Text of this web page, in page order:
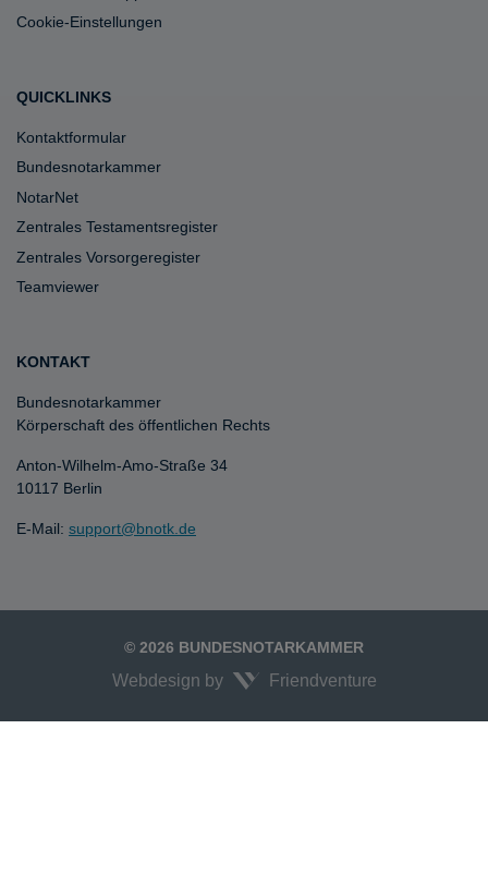
Cookie-Einstellungen
QUICKLINKS
Kontaktformular
Bundesnotarkammer
NotarNet
Zentrales Testamentsregister
Zentrales Vorsorgeregister
Teamviewer
KONTAKT
Bundesnotarkammer
Körperschaft des öffentlichen Rechts
Anton-Wilhelm-Amo-Straße 34
10117 Berlin
E-Mail: support@bnotk.de
© 2026 BUNDESNOTARKAMMER
Webdesign by Friendventure